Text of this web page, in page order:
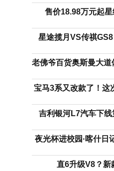
售价18.98万元起
星途揽月VS传祺
老佛爷百货奥斯曼大
宝马3系又改款了！这
吉利银河L7汽车下
夜光杯进校园·喀什日
直6升级V8？新